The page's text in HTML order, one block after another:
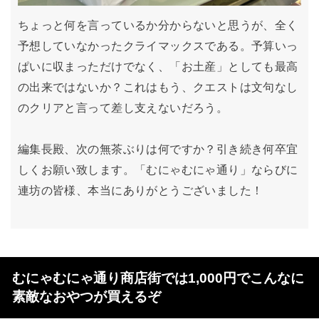
ちょっと何を言っているか分からないと思うが、全く
予想していなかったクライマックスである。予算いっ
ぱいに収まっただけでなく、「お土産」としても最高
の出来ではないか？これはもう、クエストは文句なし
のクリアと言って差し支えないだろう。
編集長殿、次の無茶ぶりは何ですか？引き続き何卒宜
しくお願い致します。「むにゃむにゃ通り」ならびに
連坊の皆様、本当にありがとうございました！
むにゃむにゃ通り商店街では1,000円でこんなに
素敵なおやつが買えるぞ